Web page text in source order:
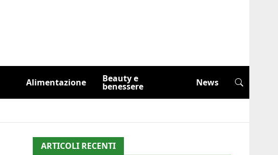
Alimentazione Beauty e
benessere News
ARTICOLI RECENTI